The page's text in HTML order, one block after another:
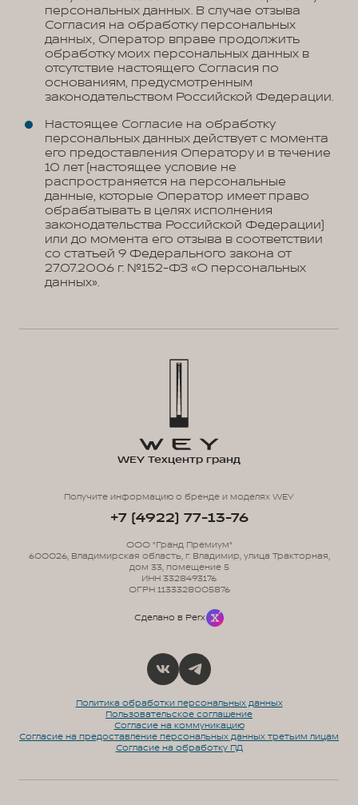
персональных данных. В случае отзыва
Согласия на обработку персональных
данных, Оператор вправе продолжить
обработку моих персональных данных в
отсутствие настоящего Согласия по
основаниям, предусмотренным
законодательством Российской Федерации.
Настоящее Согласие на обработку
персональных данных действует с момента
его предоставления Оператору и в течение
10 лет (настоящее условие не
распространяется на персональные
данные, которые Оператор имеет право
обрабатывать в целях исполнения
законодательства Российской Федерации)
или до момента его отзыва в соответствии
со статьей 9 Федерального закона от
27.07.2006 г. №152-ФЗ «О персональных
данных».
Политика обработки персональных данных
Пользовательское соглашение
Согласие на коммуникацию
Согласие на предоставление персональных данных третьим лицам
Согласие на обработку ПД
WEY Техцентр гранд
Получите информацию о бренде и моделях WEY
+7 (4922) 77-13-76
ООО "Гранд Премиум"
600026, Владимирская область, г. Владимир, улица Тракторная,
дом 33, помещение 5
ИНН 3328493176
ОГРН 1133328005876
Сделано в Perx